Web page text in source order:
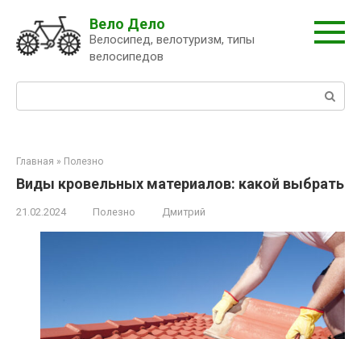
контенту
Вело Дело
Велосипед, велотуризм, типы
велосипедов
Главная » Полезно
Виды кровельных материалов: какой выбрать
21.02.2024 Полезно Дмитрий